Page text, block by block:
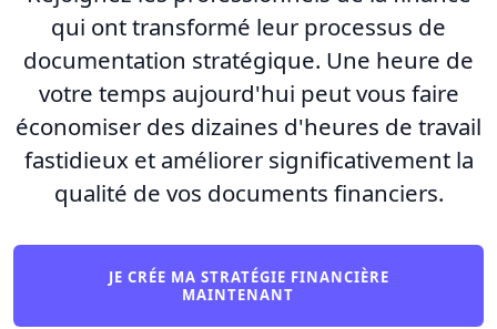
qui ont transformé leur processus de
documentation stratégique. Une heure de
votre temps aujourd'hui peut vous faire
économiser des dizaines d'heures de travail
fastidieux et améliorer significativement la
qualité de vos documents financiers.
JE CRÉE MA STRATÉGIE FINANCIÈRE
MAINTENANT